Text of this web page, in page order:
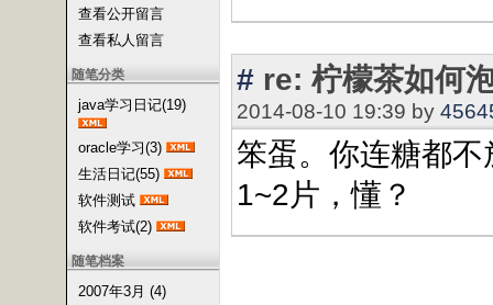
查看公开留言
查看私人留言
随笔分类
java学习日记(19)
oracle学习(3)
生活日记(55)
软件测试
软件考试(2)
随笔档案
2007年3月 (4)
# re: 柠檬茶如何
2014-08-10 19:39 by
笨蛋。你连糖都
1~2片，懂？